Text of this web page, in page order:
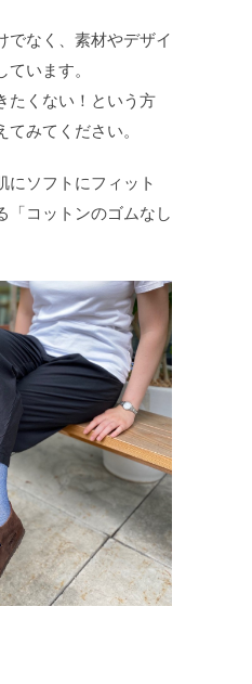
でなく、素材やデザイ
います。
たくない！という方
みてください。
にソフトにフィット
「コットンのゴムなし